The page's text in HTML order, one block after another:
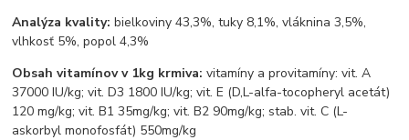
Analýza kvality:bielkoviny 43,3%, tuky 8,1%, vláknina 3,5%,
vlhkosť 5%, popol 4,3%
Obsah vitamínov v 1kg krmiva: vitamíny a provitamíny: vit. A
37000 IU/kg; vit. D3 1800 IU/kg; vit. E (D,L-alfa-tocopheryl acetát)
120 mg/kg; vit. B1 35mg/kg; vit. B2 90mg/kg; stab. vit. C (L-
askorbyl monofosfát) 550mg/kg